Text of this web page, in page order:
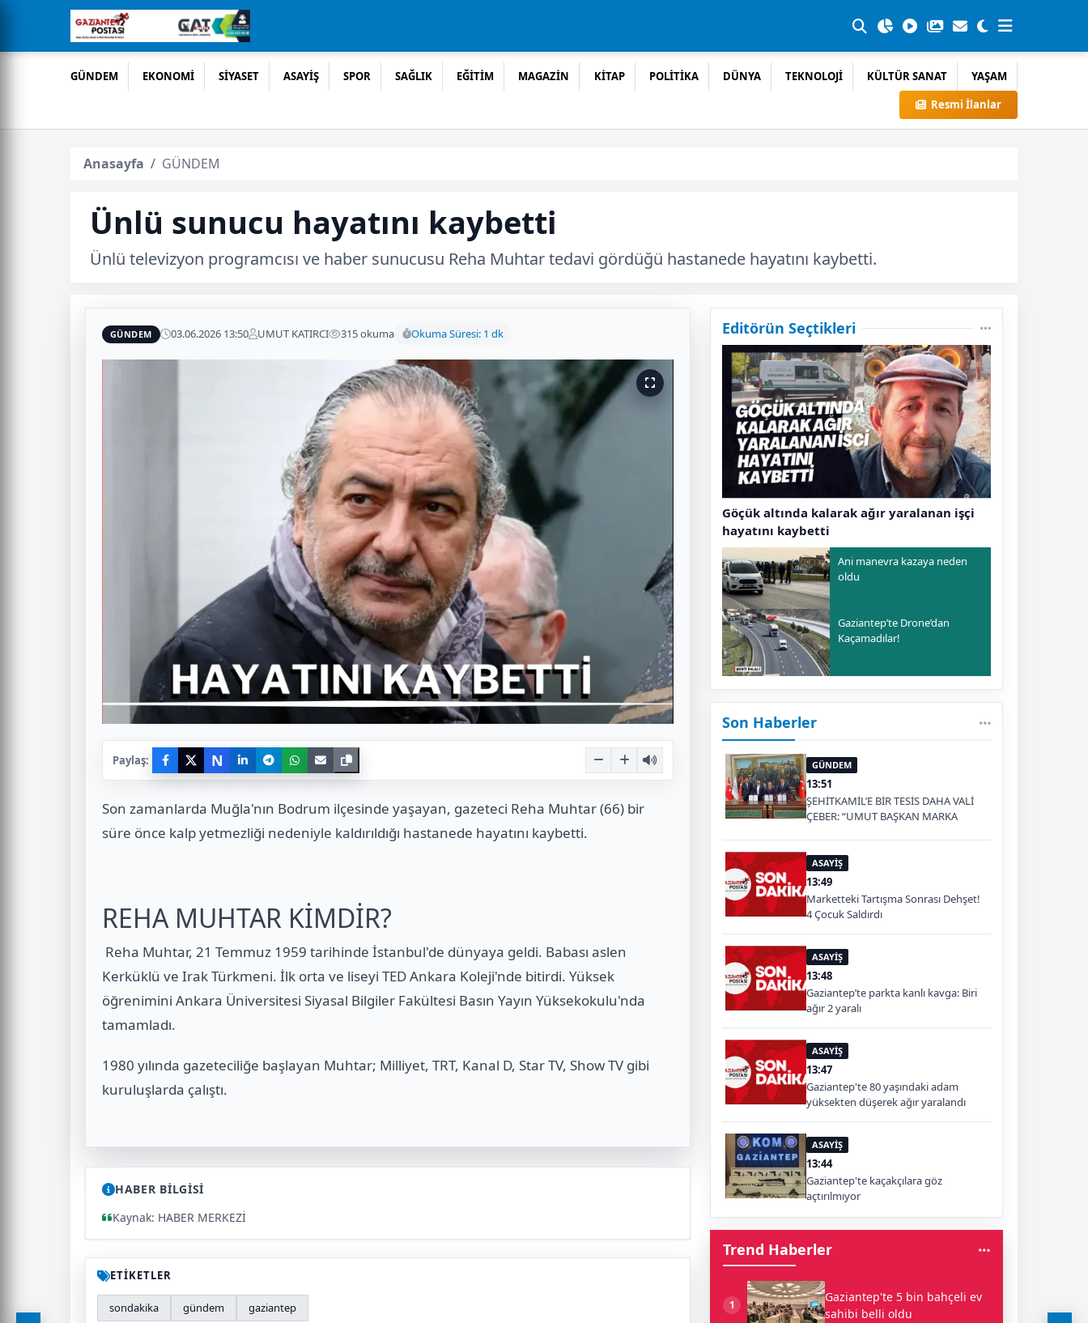
GÜNDEM EKONOMİ SİYASET ASAYİŞ SPOR SAĞLIK EĞİTİM MAGAZİN KİTAP POLİTİKA DÜNYA TEKNOLOJİ KÜLTÜR SANAT
YAŞAM
Resmi İlanlar
Anasayfa GÜNDEM
Ünlü sunucu hayatını kaybetti
Ünlü televizyon programcısı ve haber sunucusu Reha Muhtar tedavi gördüğü hastanede hayatını kaybetti.
GÜNDEM 03.06.2026 13:50 UMUT KATIRCI 315 okuma Okuma Süresi: 1 dk
Paylaş: N
Son zamanlarda Muğla'nın Bodrum ilçesinde yaşayan, gazeteci Reha Muhtar (66) bir
süre önce kalp yetmezliği nedeniyle kaldırıldığı hastanede hayatını kaybetti.
REHA MUHTAR KİMDİR?
Reha Muhtar, 21 Temmuz 1959 tarihinde İstanbul'de dünyaya geldi. Babası aslen
Kerküklü ve Irak Türkmeni. İlk orta ve liseyi TED Ankara Koleji'nde bitirdi. Yüksek
öğrenimini Ankara Üniversitesi Siyasal Bilgiler Fakültesi Basın Yayın Yüksekokulu'nda
tamamladı.
1980 yılında gazeteciliğe başlayan Muhtar; Milliyet, TRT, Kanal D, Star TV, Show TV gibi
kuruluşlarda çalıştı.
HABER BİLGİSİ
Kaynak: HABER MERKEZİ
ETİKETLER
sondakika gündem gaziantep
Editörün Seçtikleri
Göçük altında kalarak ağır yaralanan işçi
hayatını kaybetti
Ani manevra kazaya neden
oldu
Gaziantep’te Drone’dan
Kaçamadılar!
Son Haberler
GÜNDEM
13:51
ŞEHİTKAMİL’E BİR TESİS DAHA VALİ
ÇEBER: “UMUT BAŞKAN MARKA
ASAYİŞ
13:49
Marketteki Tartışma Sonrası Dehşet!
4 Çocuk Saldırdı
ASAYİŞ
13:48
Gaziantep’te parkta kanlı kavga: Biri
ağır 2 yaralı
ASAYİŞ
13:47
Gaziantep'te 80 yaşındaki adam
yüksekten düşerek ağır yaralandı
ASAYİŞ
13:44
Gaziantep'te kaçakçılara göz
açtırılmıyor
Trend Haberler
1
Gaziantep'te 5 bin bahçeli ev
sahibi belli oldu